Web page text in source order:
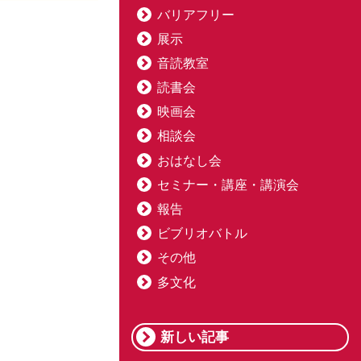
バリアフリー
展示
音読教室
読書会
映画会
相談会
おはなし会
セミナー・講座・講演会
報告
ビブリオバトル
その他
多文化
新しい記事